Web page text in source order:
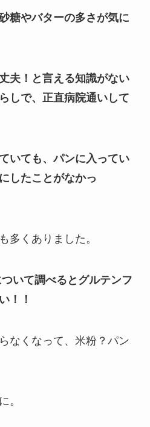
糖やバターの多さが気に
夫！と言える知識がない
しで、正直病院通いして
いても、パンに入ってい
したことがなかっ
多くありました。
いて調べるとグルテンフ
！！
なくなって、米粉？パン
。